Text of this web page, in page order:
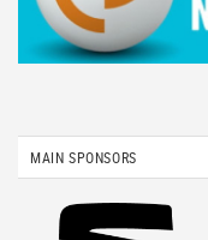
MAIN SPONSORS